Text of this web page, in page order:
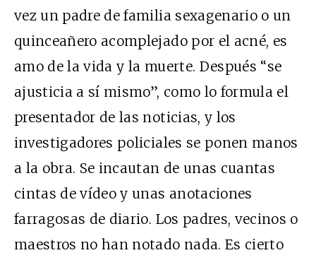
vez un padre de familia sexagenario o un
quinceañero acomplejado por el acné, es
amo de la vida y la muerte. Después “se
ajusticia a sí mismo”, como lo formula el
presentador de las noticias, y los
investigadores policiales se ponen manos
a la obra. Se incautan de unas cuantas
cintas de vídeo y unas anotaciones
farragosas de diario. Los padres, vecinos o
maestros no han notado nada. Es cierto